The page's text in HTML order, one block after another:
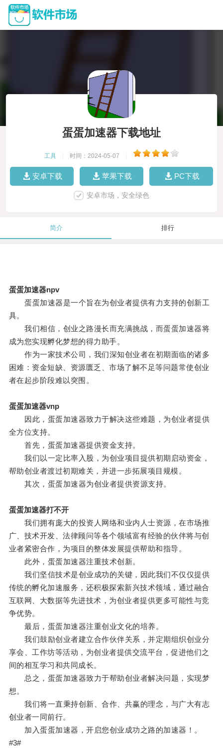
蛋蛋加速器下载地址
工具 时间：2024-05-07
安卓下载 苹果下载 PC下载
安卓市场，安全绿色
简介 排行
蛋蛋加速器npv
蛋蛋加速器是一个旨在为创业者提供有力支持的创新工
具。
我们相信，创业之路漫长而充满挑战，而蛋蛋加速器将
成为您实现孵化梦想的得力助手。
作为一家技术公司，我们深知创业者在初期面临的诸多
困难：资金短缺、资源匮乏、市场了解不足等问题常使创业
者在起步阶段难以突围。
蛋蛋加速器vnp
因此，蛋蛋加速器致力于解决这些难题，为创业者提供
全方位支持。
首先，蛋蛋加速器提供资金支持。
我们以一定比率入股，为创业项目提供初期启动资金，
帮助创业者渡过初期难关，并进一步拓展项目规模。
其次，蛋蛋加速器为创业者提供资源支持。
蛋蛋加速器打不开
我们拥有庞大的投资人网络和业内人士资源，在市场推
广、技术开发、法律顾问等各个领域富有经验的伙伴将与创
业者紧密合作，为项目的整体发展提供帮助和指导。
此外，蛋蛋加速器注重技术创新。
我们坚信技术是创业成功的关键，因此我们不仅仅提供
传统的孵化加速服务，还积极探索新兴技术领域，通过融合
互联网、大数据等先进技术，为创业者提供更多可能性与竞
争优势。
最后，蛋蛋加速器注重创业文化的培养。
我们鼓励创业者建立合作伙伴关系，并定期组织创业分
享会、工作坊等活动，为创业者提供交流平台，促进他们之
间的相互学习和共同成长。
总之，蛋蛋加速器致力于帮助创业者解决问题，实现梦
想。
我们将一直秉持创新、合作、共赢的理念，与广大有志
创业者一同前行。
加入蛋蛋加速器，开启您创业成功之路的加速器！。
#3#